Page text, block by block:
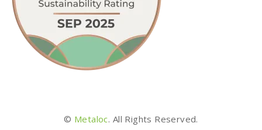
© Metaloc. All Rights Reserved.